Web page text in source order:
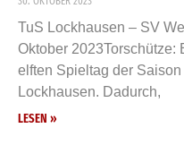
TuS Lockhausen – SV
Oktober 2023Torschütze:
elften Spieltag der
Lockhausen. Dadurch,
LESEN »